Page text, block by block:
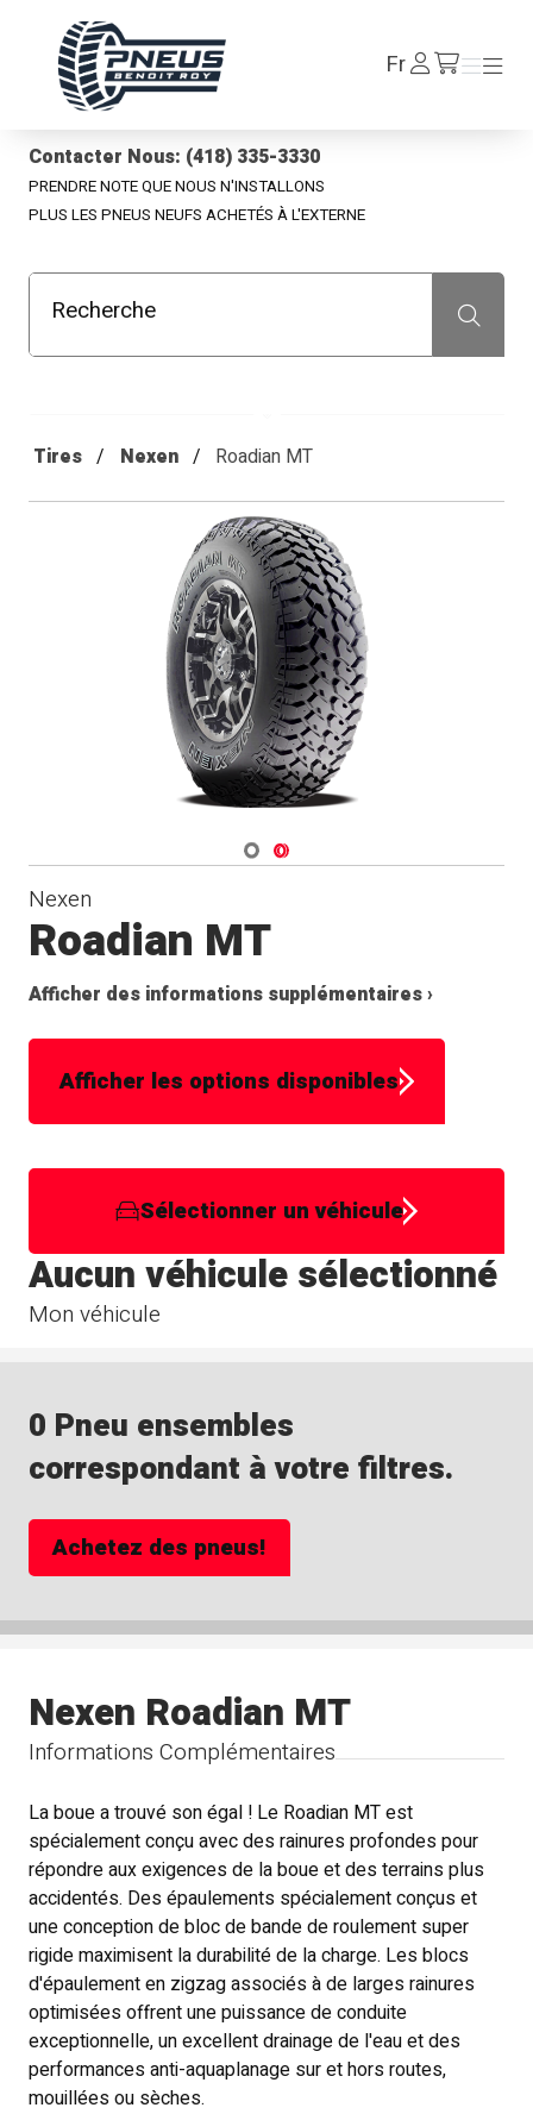
FrSe
connecter/fr/cart
Menu
Menu
Contacter Nous: (418) 335-3330
PRENDRE NOTE QUE NOUS N'INSTALLONS
PLUS LES PNEUS NEUFS ACHETÉS À L'EXTERNE
Recherche Recherche
Tires Nexen Roadian MT
Navigate 1
Navigate 2
Nexen
Roadian MT
Afficher des informations supplémentaires ›
Afficher les options disponibles
Sélectionner un véhicule
Mon véhicule
Aucun véhicule sélectionné
0 Pneu ensembles
correspondant à votre filtres.
Achetez des pneus!
Informations Complémentaires
Nexen Roadian MT
La boue a trouvé son égal ! Le Roadian MT est
spécialement conçu avec des rainures profondes pour
répondre aux exigences de la boue et des terrains plus
accidentés. Des épaulements spécialement conçus et
une conception de bloc de bande de roulement super
rigide maximisent la durabilité de la charge. Les blocs
d'épaulement en zigzag associés à de larges rainures
optimisées offrent une puissance de conduite
exceptionnelle, un excellent drainage de l'eau et des
performances anti-aquaplanage sur et hors routes,
mouillées ou sèches.